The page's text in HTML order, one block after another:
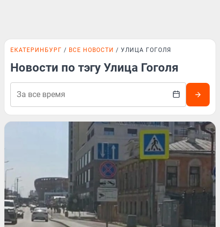
ЕКАТЕРИНБУРГ ВСЕ НОВОСТИ УЛИЦА ГОГОЛЯ
Новости по тэгу Улица Гоголя